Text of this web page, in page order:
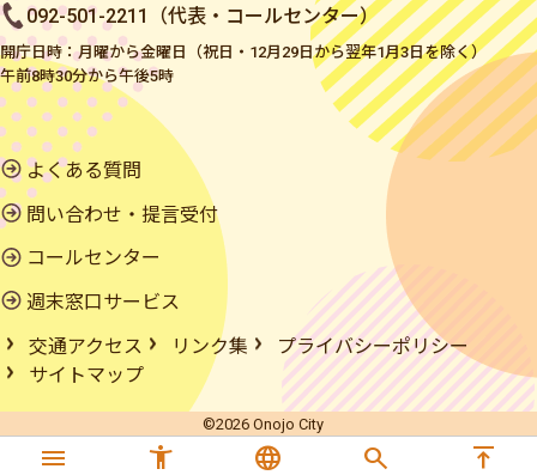
092-501-2211（代表・コールセンター）
開庁日時：月曜から金曜日（祝日・12月29日から翌年1月3日を除く）
午前8時30分から午後5時
よくある質問
問い合わせ・提言受付
コールセンター
週末窓口サービス
交通アクセス
リンク集
プライバシーポリシー
サイトマップ
©2026 Onojo City
menu accessibility_new language search vertical_align_top